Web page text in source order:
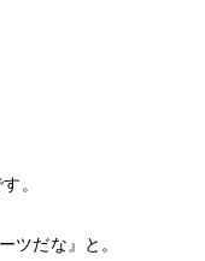
。
ツだな』と。